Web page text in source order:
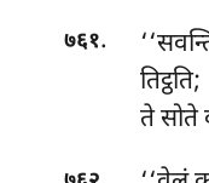
७६१.
तिट्ठति;
ते सोते